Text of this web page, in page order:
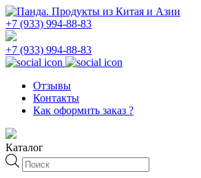
+7 (933) 994-88-83
+7 (933) 994-88-83
Отзывы
Контакты
Как оформить заказ ?
Каталог
Поиск
товаров